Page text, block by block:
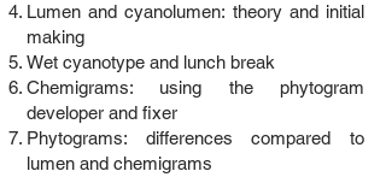
Lumen and cyanolumen: theory and initial
making
Wet cyanotype and lunch break
Chemigrams: using the phytogram
developer and fixer
Phytograms: differences compared to
lumen and chemigrams